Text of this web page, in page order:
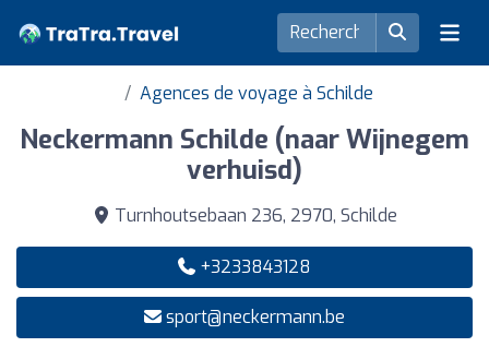
Agences de voyage à Schilde
Neckermann Schilde (naar Wijnegem
verhuisd)
Turnhoutsebaan 236, 2970, Schilde
+3233843128
sport@neckermann.be